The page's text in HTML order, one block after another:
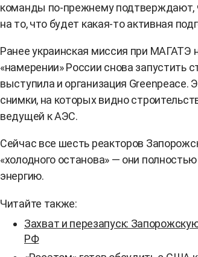
команды по-прежнему подтверждают,
на то, что будет какая-то активная
Ранее украинская миссия при МАГАТЭ
«намерении» России снова
выступила и организация Greenpeace.
снимки, на которых видно
ведущей к АЭС.
Сейчас все шесть реакторов
«холодного останова» — они
энергию.
Читайте также:
Захват и перезапуск:
РФ